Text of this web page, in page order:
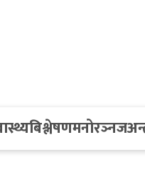
बिश्लेषणमनोरञ्नज